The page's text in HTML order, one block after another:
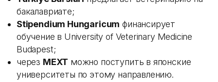
бакалавриате;
Stipendium Hungaricum финансирует
обучение в University of Veterinary Medicine
Budapest;
через MEXT можно поступить в японские
университеты по этому направлению.